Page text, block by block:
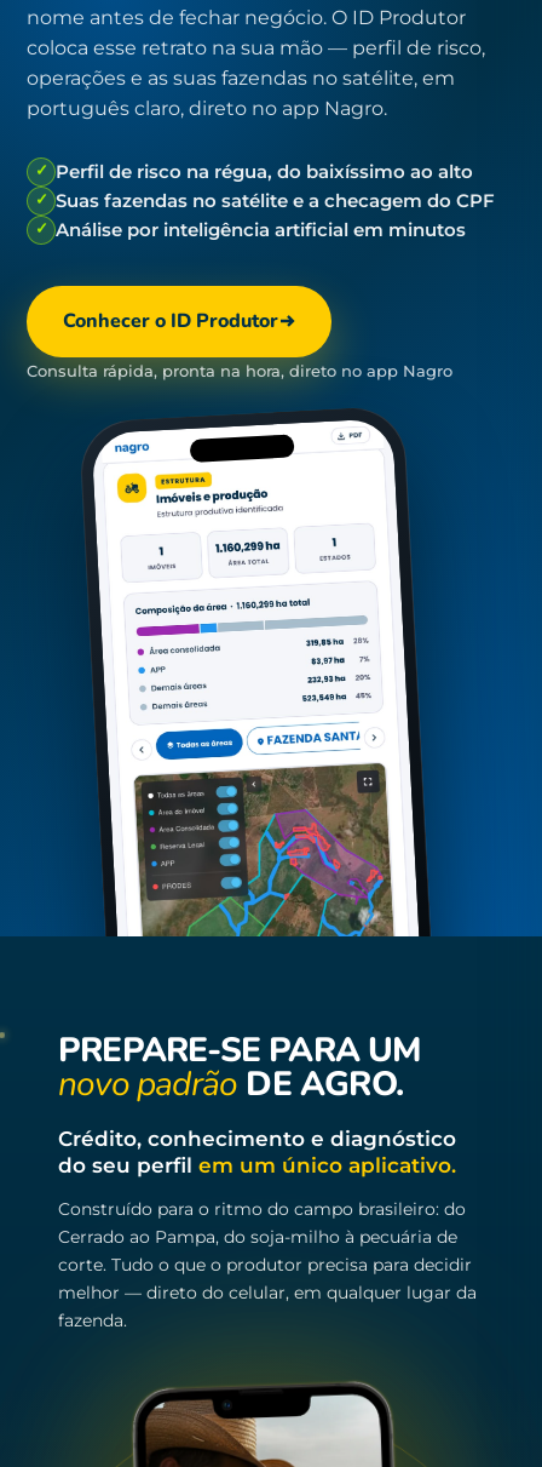
nome antes de fechar negócio. O ID Produtor
coloca esse retrato na sua mão — perfil de risco,
operações e as suas fazendas no satélite, em
português claro, direto no app Nagro.
✓ Perfil de risco na régua, do baixíssimo ao alto
✓ Suas fazendas no satélite e a checagem do CPF
✓ Análise por inteligência artificial em minutos
Conhecer o ID Produtor
Consulta rápida, pronta na hora, direto no app Nagro
PREPARE-SE PARA UM
novo padrão DE AGRO.
Crédito, conhecimento e diagnóstico
do seu perfil em um único aplicativo.
Construído para o ritmo do campo brasileiro: do
Cerrado ao Pampa, do soja-milho à pecuária de
corte. Tudo o que o produtor precisa para decidir
melhor — direto do celular, em qualquer lugar da
fazenda.